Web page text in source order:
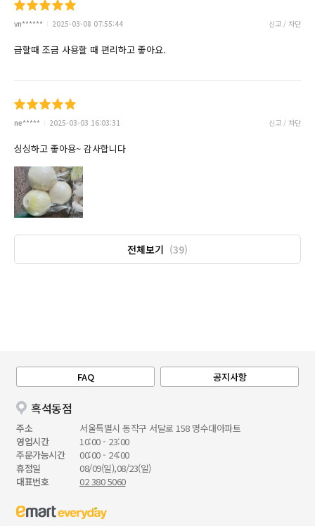
vn****** 2025-03-08 07:55:44 신고 / 차단
급할때 조금 사용할 때 편리하고 좋아요.
ne***** 2025-03-03 16:03:31 신고 / 차단
싱싱하고 좋아용~ 감사합니다
전체보기 (39)
FAQ 공지사항
흑석동점
주소
서울특별시 동작구 서달로 158 명수대아파트
영업시간
10:00 - 23:00
주문가능시간
00:00 - 24:00
휴점일
08/09(일),08/23(일)
대표번호
02 380 5060